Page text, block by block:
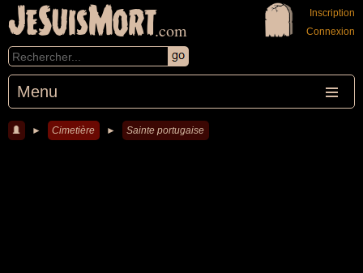
JeSuisMort.com
Menu
Inscription
Connexion
► Cimetière ► Sainte portugaise